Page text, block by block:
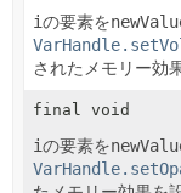
iの要素を
されたメモリー効
final void
iの要素を